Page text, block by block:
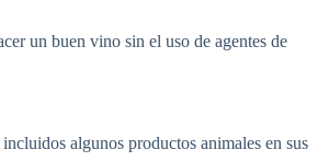
un buen vino sin el uso de agentes de
algunos productos animales en sus